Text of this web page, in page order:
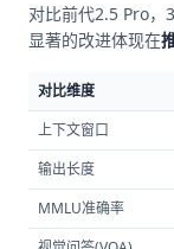
对比前代2.5 Pro，
显著的改进体现在
对比维度
上下文窗口
输出长度
MMLU准确率